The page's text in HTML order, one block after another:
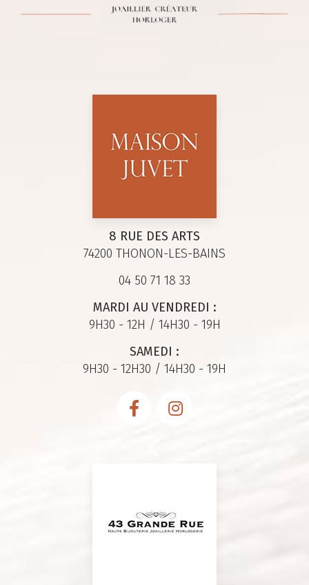
8 RUE DES ARTS
74200 THONON-LES-BAINS
04 50 71 18 33
MARDI AU VENDREDI :
9H30 - 12H / 14H30 - 19H
SAMEDI :
9H30 - 12H30 / 14H30 - 19H